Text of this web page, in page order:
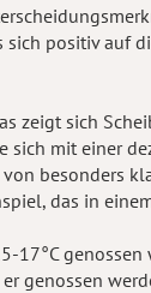
positiv auf
zeigt sich
sich mit einer
besonders
das in
17°C
genossen